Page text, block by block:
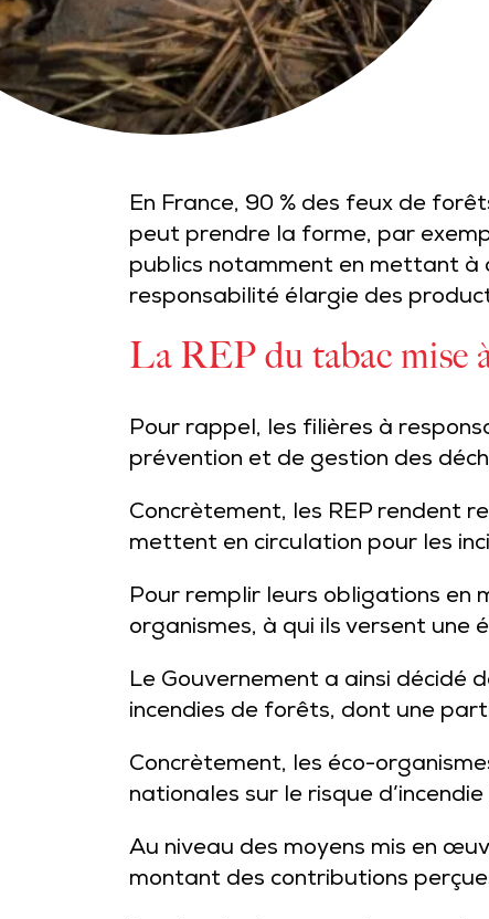
En France, 90 % des feux de
peut prendre la forme, par
publics notamment en mettant à
responsabilité élargie des
La REP du tabac mise
Pour rappel, les filières à
prévention et de gestion des
Concrètement, les REP rendent
mettent en circulation pour les
Pour remplir leurs obligations en
organismes, à qui ils versent
Le Gouvernement a ainsi
incendies de forêts, dont une
Concrètement, les éco-
nationales sur le risque
Au niveau des moyens mis en
montant des contributions